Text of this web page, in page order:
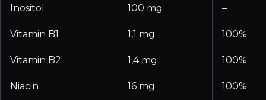
Inositol 100 mg –
Vitamin B1 1,1 mg 100%
Vitamin B2 1,4 mg 100%
Niacin 16 mg 100%